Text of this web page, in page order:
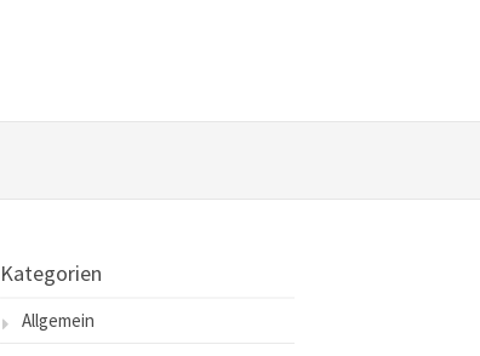
Kategorien
Allgemein